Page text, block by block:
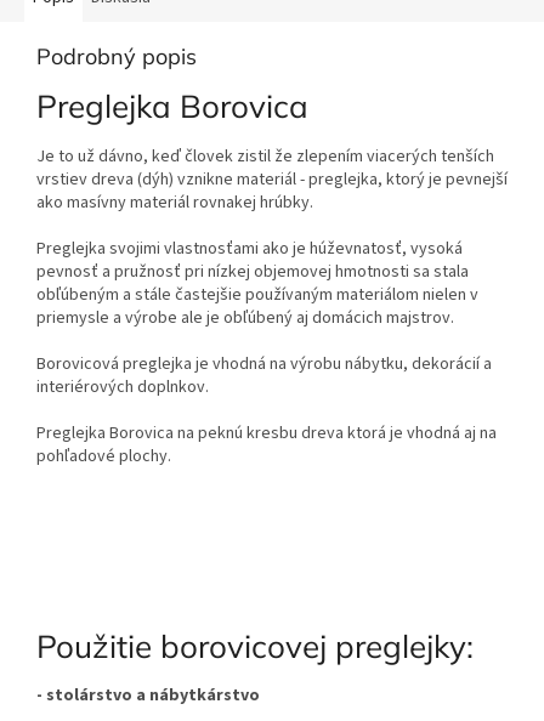
Podrobný popis
Preglejka Borovica
Je to už dávno, keď človek zistil že zlepením viacerých tenších
vrstiev dreva (dýh) vznikne materiál - preglejka, ktorý je pevnejší
ako masívny materiál rovnakej hrúbky.
Preglejka svojimi vlastnosťami ako je húževnatosť, vysoká
pevnosť a pružnosť pri nízkej objemovej hmotnosti sa stala
obľúbeným a stále častejšie používaným materiálom nielen v
priemysle a výrobe ale je obľúbený aj domácich majstrov.
Borovicová preglejka je vhodná na výrobu nábytku, dekorácií a
interiérových doplnkov.
Preglejka Borovica na peknú kresbu dreva ktorá je vhodná aj na
pohľadové plochy.
Použitie borovicovej preglejky:
- stolárstvo a nábytkárstvo